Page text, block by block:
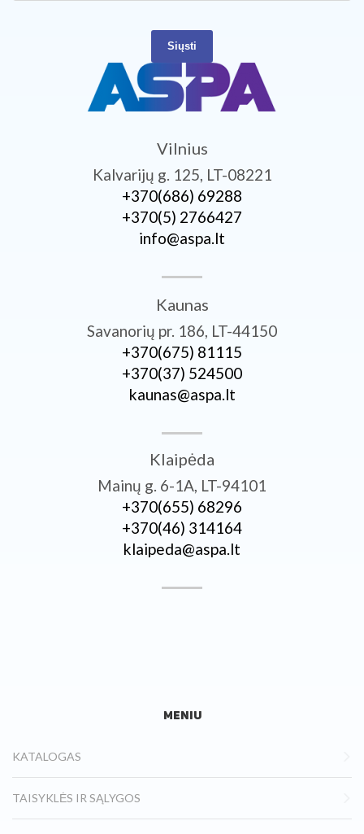
Siųsti
Vilnius
Kalvarijų g. 125, LT-08221
+370­(686) 69288
+370­(5) 2766427
info@aspa.lt
Kaunas
Savanorių pr. 186, LT-44150
+370­(675) 81115
+370­(37) 524500
kaunas@aspa.lt
Klaipėda
Mainų g. 6-1A, LT-94101
+370­(655) 68296
+370­(46) 314164
klaipeda@aspa.lt
MENIU
KATALOGAS
TAISYKLĖS IR SĄLYGOS